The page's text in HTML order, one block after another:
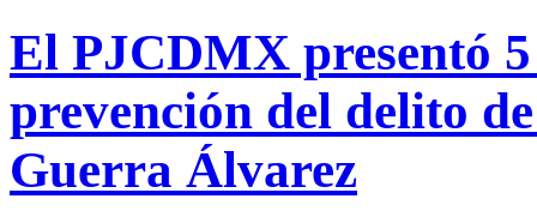
El PJCDMX presentó
prevención del delito
Guerra Álvarez